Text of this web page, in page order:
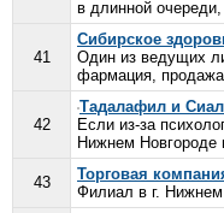
в длинной
41
Сибирское
Один из ведущих
фармация, продажа
42
Тадалафил и
Если из-за
Нижнем Новгороде
43
Торговая
Филиал в г.